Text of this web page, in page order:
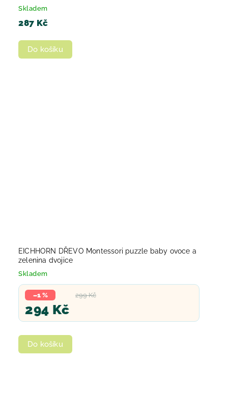
Skladem
287 Kč
Do košíku
EICHHORN DŘEVO Montessori puzzle baby ovoce a
zelenina dvojice
Skladem
299 Kč
–1 %
294 Kč
Do košíku